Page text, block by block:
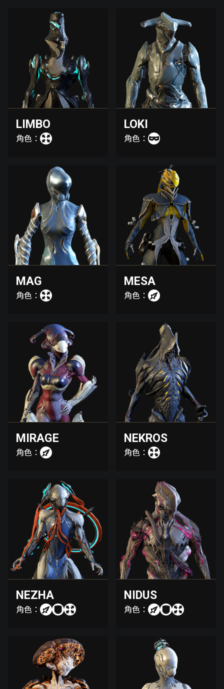
LIMBO
角色：
LOKI
角色：
MAG
角色：
MESA
角色：
MIRAGE
角色：
NEKROS
角色：
NEZHA
角色：
NIDUS
角色：